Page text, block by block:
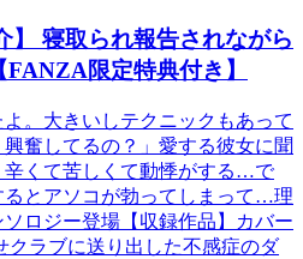
】 寝取られ報告されながら
限定特典付き】
よ。大きいしテクニックもあって
奮してるの？」愛する彼女に聞
辛くて苦しくて動悸がする…で
るとアソコが勃ってしまって…理
ロジー登場【収録作品】カバー
クラブに送り出した不感症のダ